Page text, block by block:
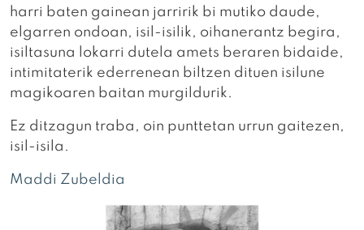
harri baten gainean jarririk bi mutiko daude,
elgarren ondoan, isil-isilik, oihanerantz begira,
isiltasuna lokarri dutela amets beraren bidaide,
intimitaterik ederrenean biltzen dituen isilune
magikoaren baitan murgildurik.
Ez ditzagun traba, oin punttetan urrun gaitezen,
isil-isila.
Maddi Zubeldia